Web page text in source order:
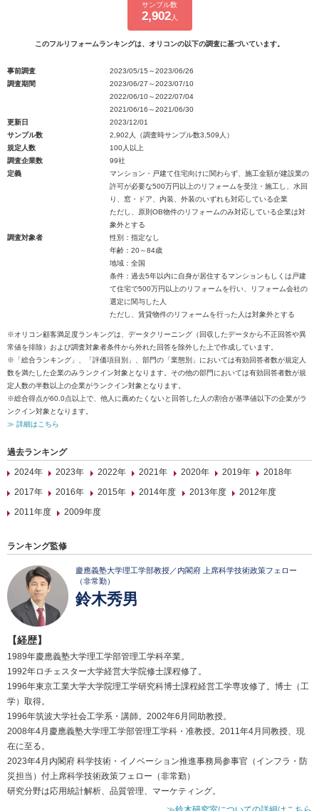
サンプル数
2,902人
このフルリフォームランキングは、オリコンの以下の調査に基づいています。
事前調査
2023/05/15～2023/06/26
調査期間
2023/06/27～2023/07/10
2022/06/10～2022/07/04
2021/06/16～2021/06/30
更新日
2023/12/01
サンプル数
2,902人（調査時サンプル数3,509人）
規定人数
100人以上
調査企業数
99社
定義
マンション・戸建て住宅向けに関わらず、施工金額が建設業の
許可が必要な500万円以上のリフォームを受注・施工し、水回
り、窓・ドア、内装、外装のいずれも対応している企業
ただし、原則OB物件のリフォームのみ対応している企業は対
象外とする
調査対象者
性別：指定なし
年齢：20～84歳
地域：全国
条件：過去5年以内に自身が居住するマンションもしくは戸建
て住宅で500万円以上のリフォームを行い、リフォーム会社の
選定に関与した人
ただし、賃貸物件のリフォームを行った人は対象外とする
※オリコン顧客満足度ランキングは、データクリーニング（回収したデータから不正回答や異
常値を排除）および調査対象者条件から外れた回答を除外した上で作成しています。
※「総合ランキング」、「評価項目別」、部門の「業態別」においては有効回答者数が規定人
数を満たした企業のみランクイン対象となります。その他の部門においては有効回答者数が規
定人数の半数以上の企業がランクイン対象となります。
※総合得点が60.0点以上で、他人に薦めたくないと回答した人の割合が基準値以下の企業がラ
ンクイン対象となります。
≫ 詳細はこちら
過去ランキング
2024年
2023年 2022年 2021年 2020年 2019年
2018年
2017年
2016年 2015年 2014年度 2013年度
2012年度
2011年度
2009年度
ランキング監修
慶應義塾大学理工学部教授／内閣府 上席科学技術政策フェロー
（非常勤）
鈴木秀男
【経歴】
1989年慶應義塾大学理工学部管理工学科卒業。
1992年ロチェスター大学経営大学院修士課程修了。
1996年東京工業大学大学院理工学研究科博士課程経営工学専攻修了。博士（工
学）取得。
1996年筑波大学社会工学系・講師。2002年6月同助教授。
2008年4月慶應義塾大学理工学部管理工学科・准教授。2011年4月同教授、現
在に至る。
2023年4月内閣府 科学技術・イノベーション推進事務局参事官（インフラ・防
災担当）付上席科学技術政策フェロー（非常勤）
研究分野は応用統計解析、品質管理、マーケティング。